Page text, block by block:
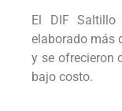
El DIF
elaborado más
y se ofrecieron
bajo costo.